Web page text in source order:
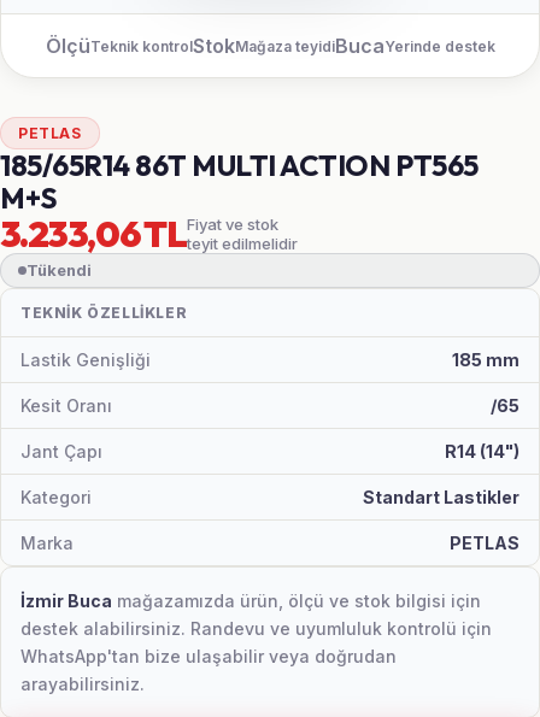
ÖlçüTeknik kontrolStokMağaza teyidiBucaYerinde destek
PETLAS
185/65R14 86T MULTI ACTION PT565
M+S
3.233,06 TLFiyat ve stok
teyit edilmelidir
Tükendi
TEKNIK ÖZELLIKLER
Lastik Genişliği 185 mm
Kesit Oranı /65
Jant Çapı R14 (14")
Kategori Standart Lastikler
Marka PETLAS
İzmir Buca mağazamızda ürün, ölçü ve stok bilgisi için
destek alabilirsiniz. Randevu ve uyumluluk kontrolü için
WhatsApp'tan bize ulaşabilir veya doğrudan
arayabilirsiniz.